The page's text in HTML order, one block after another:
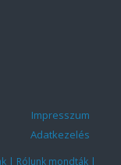
Impresszum
Adatkezelés
| Rólunk mondták|